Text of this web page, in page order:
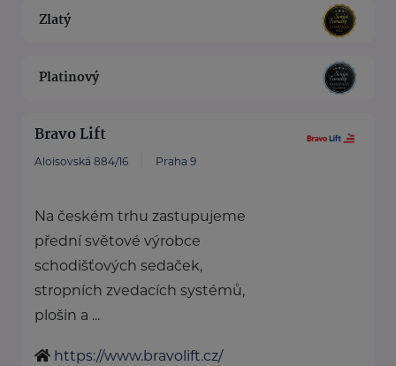
Zlatý
Platinový
Bravo Lift
Aloisovská 884/16 Praha 9
Na českém trhu zastupujeme
přední světové výrobce
schodišťových sedaček,
stropních zvedacích systémů,
plošin a ...
https://www.bravolift.cz/